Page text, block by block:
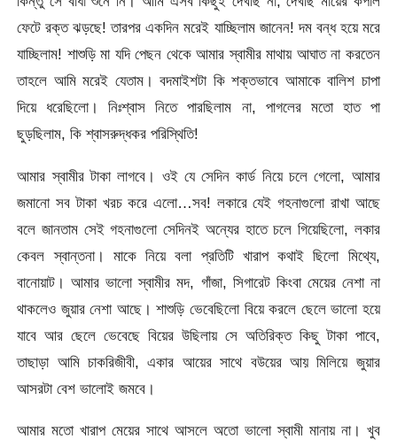
ফেটে রক্ত ঝড়ছে! তারপর একদিন মরেই যাচ্ছিলাম জানেন! দম বন্ধ হয়ে মরে
যাচ্ছিলাম! শাশুড়ি মা যদি পেছন থেকে আমার স্বামীর মাথায় আঘাত না করতেন
তাহলে আমি মরেই যেতাম। বদমাইশটা কি শক্তভাবে আমাকে বালিশ চাপা
দিয়ে ধরেছিলো। নিঃশ্বাস নিতে পারছিলাম না, পাগলের মতো হাত পা
ছুড়ছিলাম, কি শ্বাসরুদ্ধকর পরিস্থিতি!
আমার স্বামীর টাকা লাগবে। ওই যে সেদিন কার্ড নিয়ে চলে গেলো, আমার
জমানো সব টাকা খরচ করে এলো…সব! লকারে যেই গহনাগুলো রাখা আছে
বলে জানতাম সেই গহনাগুলো সেদিনই অন্যের হাতে চলে গিয়েছিলো, লকার
কেবল স্বান্তনা। মাকে নিয়ে বলা প্রতিটি খারাপ কথাই ছিলো মিথ্যে,
বানোয়াট। আমার ভালো স্বামীর মদ, গাঁজা, সিগারেট কিংবা মেয়ের নেশা না
থাকলেও জুয়ার নেশা আছে। শাশুড়ি ভেবেছিলো বিয়ে করলে ছেলে ভালো হয়ে
যাবে আর ছেলে ভেবেছে বিয়ের উছিলায় সে অতিরিক্ত কিছু টাকা পাবে,
তাছাড়া আমি চাকরিজীবী, একার আয়ের সাথে বউয়ের আয় মিলিয়ে জুয়ার
আসরটা বেশ ভালোই জমবে।
আমার মতো খারাপ মেয়ের সাথে আসলে অতো ভালো স্বামী মানায় না। খুব